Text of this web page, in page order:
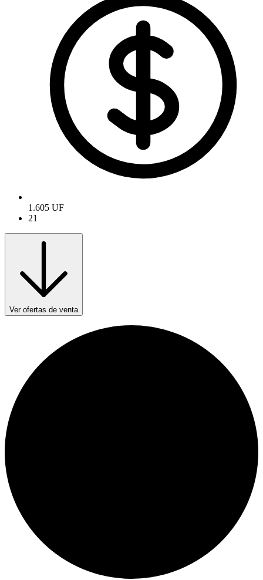
1.605 UF
21
Ver ofertas de venta